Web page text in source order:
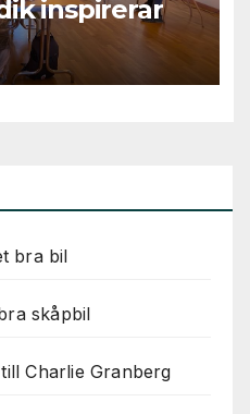
inspirerar
bra bil
skåpbil
Charlie Granberg
behövs för
att hemsidan
över huvud
taget ska
För att vi ska
förbättra
och
hur